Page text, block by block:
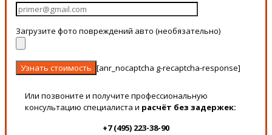
Загрузите фото повреждений авто (необязательно)
[anr_nocaptcha g-recaptcha-response]
Или позвоните и получите профессиональную
консультацию специалиста и расчёт без задержек:
+7 (495) 223-38-90